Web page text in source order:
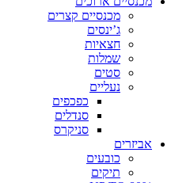
מכנסיים קצרים
ג’ינסים
חצאיות
שמלות
סטים
נעליים
כפכפים
סנדלים
סניקרס
אביזרים
כובעים
תיקים